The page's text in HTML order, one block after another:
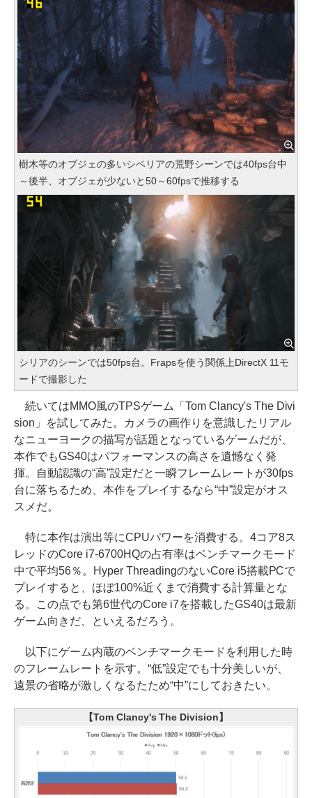
樹木等のオブジェの多いシベリアの荒野シーンでは40fps台中
～後半、オブジェが少ないと50～60fpsで推移する
シリアのシーンでは50fps台。Frapsを使う関係上DirectX 11モ
ードで撮影した
続いてはMMO風のTPSゲーム「Tom Clancy's The Divi
sion」を試してみた。カメラの画作りを意識したリアル
なニューヨークの描写が話題となっているゲームだが、
本作でもGS40はパフォーマンスの高さを遺憾なく発
揮。自動認識の“高”設定だと一瞬フレームレートが30fps
台に落ちるため、本作をプレイするなら“中”設定がオス
スメだ。
特に本作は演出等にCPUパワーを消費する。4コア8ス
レッドのCore i7-6700HQの占有率はベンチマークモード
中で平均56％。Hyper ThreadingのないCore i5搭載PCで
プレイすると、ほぼ100%近くまで消費する計算量とな
る。この点でも第6世代のCore i7を搭載したGS40は最新
ゲーム向きだ、といえるだろう。
以下にゲーム内蔵のベンチマークモードを利用した時
のフレームレートを示す。“低”設定でも十分美しいが、
遠景の省略が激しくなるたため“中”にしておきたい。
【Tom Clancy's The Division】